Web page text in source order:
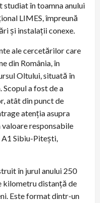
în toamna anului
LIMES, împreună
și instalații conexe.
ale cercetărilor care
din România, în
Oltului, situată în
Scopul a fost de a
atât din punct de
atenția asupra
responsabile
Sibiu-Pitești,
în jurul anului 250
kilometru distanță de
Este format dintr-un